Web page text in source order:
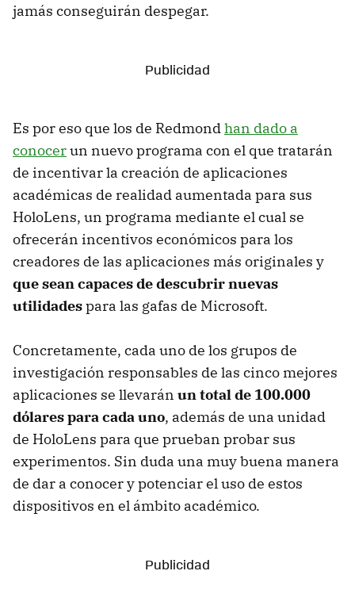
jamás conseguirán despegar.
Es por eso que los de Redmondhan dado a
conocerun nuevo programa con el que tratarán
de incentivar la creación de aplicaciones
académicas de realidad aumentada para sus
HoloLens, un programa mediante el cual se
ofrecerán incentivos económicos para los
creadores de las aplicaciones más originales y
que sean capaces de descubrir nuevas
utilidadespara las gafas de Microsoft.
Concretamente, cada uno de los grupos de
investigación responsables de las cinco mejores
aplicaciones se llevarán un total de 100.000
dólares para cada uno, además de una unidad
de HoloLens para que prueban probar sus
experimentos. Sin duda una muy buena manera
de dar a conocer y potenciar el uso de estos
dispositivos en el ámbito académico.